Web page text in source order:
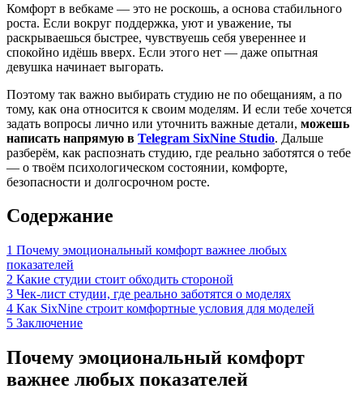
Комфорт в вебкаме — это не роскошь, а основа стабильного
роста. Если вокруг поддержка, уют и уважение, ты
раскрываешься быстрее, чувствуешь себя увереннее и
спокойно идёшь вверх. Если этого нет — даже опытная
девушка начинает выгорать.
Поэтому так важно выбирать студию не по обещаниям, а по
тому, как она относится к своим моделям. И если тебе хочется
задать вопросы лично или уточнить важные детали, можешь
написать напрямую в Telegram SixNine Studio. Дальше
разберём, как распознать студию, где реально заботятся о тебе
— о твоём психологическом состоянии, комфорте,
безопасности и долгосрочном росте.
Содержание
1 Почему эмоциональный комфорт важнее любых
показателей
2 Какие студии стоит обходить стороной
3 Чек-лист студии, где реально заботятся о моделях
4 Как SixNine строит комфортные условия для моделей
5 Заключение
Почему эмоциональный комфорт
важнее любых показателей